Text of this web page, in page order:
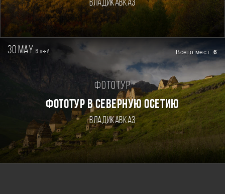
Владикавказ
30 may. 6дней Всего мест:6
Фототур
ФОТОТУР В СЕВЕРНУЮ ОСЕТИЮ
Владикавказ